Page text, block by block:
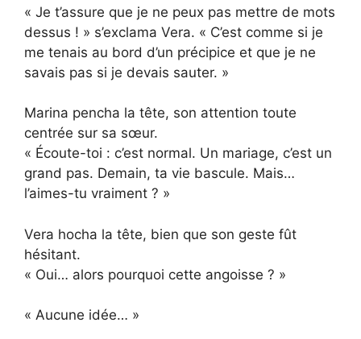
« Je t’assure que je ne peux pas mettre de mots
dessus ! » s’exclama Vera. « C’est comme si je
me tenais au bord d’un précipice et que je ne
savais pas si je devais sauter. »
Marina pencha la tête, son attention toute
centrée sur sa sœur.
« Écoute-toi : c’est normal. Un mariage, c’est un
grand pas. Demain, ta vie bascule. Mais…
l’aimes-tu vraiment ? »
Vera hocha la tête, bien que son geste fût
hésitant.
« Oui… alors pourquoi cette angoisse ? »
« Aucune idée… »